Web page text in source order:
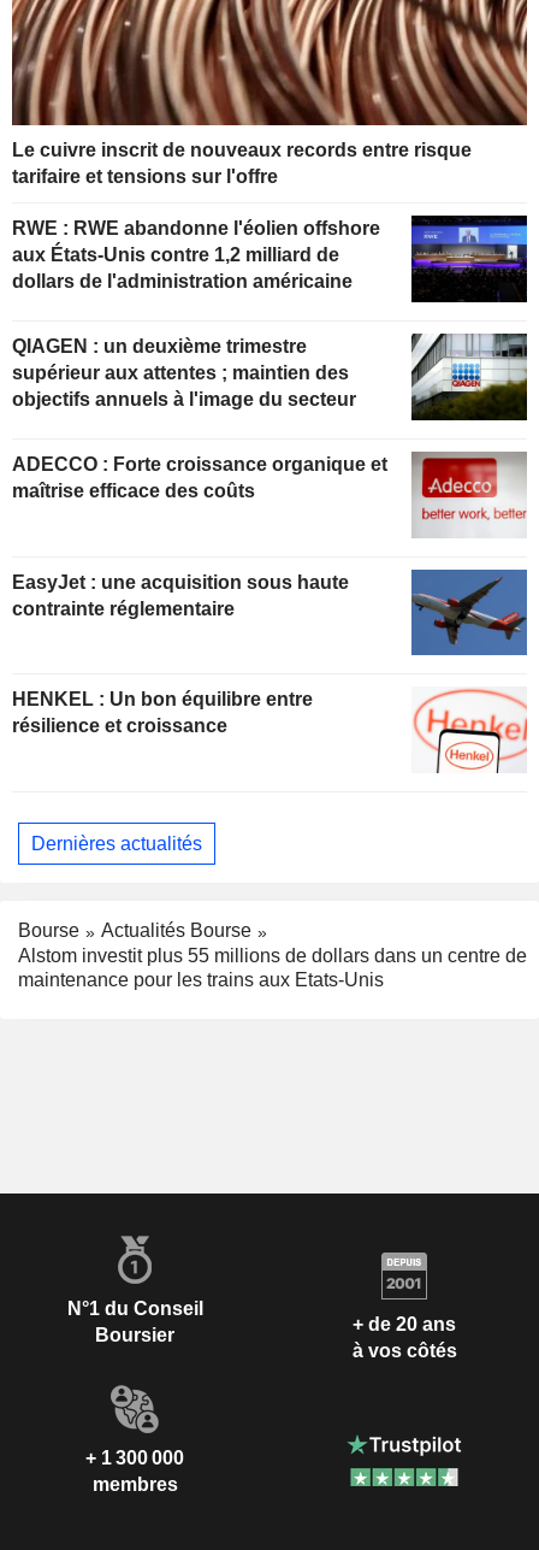
Le cuivre inscrit de nouveaux records entre risque
tarifaire et tensions sur l'offre
RWE : RWE abandonne l'éolien offshore
aux États-Unis contre 1,2 milliard de
dollars de l'administration américaine
QIAGEN : un deuxième trimestre
supérieur aux attentes ; maintien des
objectifs annuels à l'image du secteur
ADECCO : Forte croissance organique et
maîtrise efficace des coûts
EasyJet : une acquisition sous haute
contrainte réglementaire
HENKEL : Un bon équilibre entre
résilience et croissance
Dernières actualités
Bourse
Actualités Bourse
Alstom investit plus 55 millions de dollars dans un centre de
maintenance pour les trains aux Etats-Unis
N°1 du Conseil
Boursier
+ de 20 ans
à vos côtés
+ 1 300 000
membres